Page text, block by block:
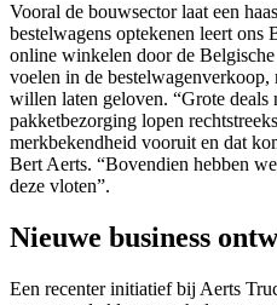
Vooral de bouwsector laat een
bestelwagens optekenen leert ons
online winkelen door de
voelen in de
willen laten geloven. “Grote deals
pakketbezorging lopen
merkbekendheid vooruit en dat
Bert Aerts. “Bovendien hebben
deze vloten”.
Nieuwe business
Een recenter initiatief bij Aerts